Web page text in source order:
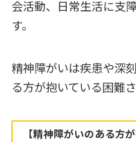
会活動、日常生活に支
す。
精神障がいは疾患や深
る方が抱いている困難
【精神障がいのある方